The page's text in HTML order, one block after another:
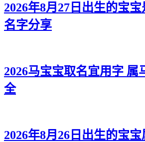
2026年8月27日出生的宝
名字分享
2026马宝宝取名宜用字 属
全
2026年8月26日出生的宝